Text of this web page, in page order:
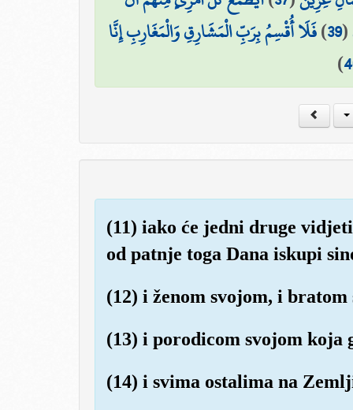
(
39
)فَلَا أُقْسِمُ بِرَبِّ الْمَشَارِقِ وَالْمَغَارِبِ إِنَّا
)
(11) iako će jedni druge
od patnje toga Dana iskupi
(12) i ženom svojom, i
(13) i porodicom svojom koja
(14) i svima ostalima na